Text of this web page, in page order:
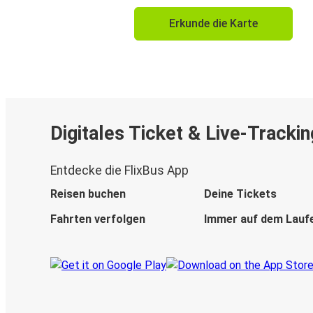
Erkunde die Karte
Digitales Ticket & Live-
Entdecke die FlixBus App
Reisen buchen
Deine Tickets
Fahrten verfolgen
Immer auf dem